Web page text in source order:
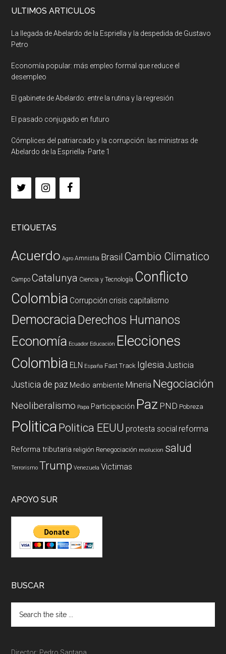
ULTIMOS ARTICULOS
La llegada de Abelardo de la Espriella y la despedida de Gustavo
Petro
Economía popular: más empleo formal que reduce el
desempleo
El gabinete de Abelardo: entre la rutina y la regresión
El pasado conjugado en futuro
Cómplices del patriarcado y la corrupción: las ministras de
Abelardo de la Espriella- Parte 1
ETIQUETAS
Acuerdo Agro Amnistia Brasil Cambio Climatico
Campo Catalunya Ciencia y Tecnología Conflicto
Colombia Corrupción crisis capitalismo
DemocraciaDerechos Humanos
Economía Ecuador Educación Elecciones
Colombia ELN España Fast Track Iglesia Justicia
Justicia de paz Medio ambiente Mineria Negociación
Neoliberalismo Papa Participación Paz PND Pobreza
PoliticaPolitica EEUU protesta social reforma
Reforma tributaria religión Renegociación revolucion salud
Terrorismo Trump Venezuela Victimas
APOYO SUR
BUSCAR